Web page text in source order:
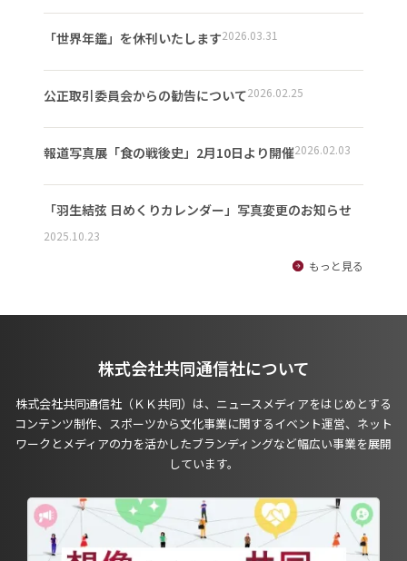
「世界年鑑」を休刊いたします2026.03.31
公正取引委員会からの勧告について2026.02.25
報道写真展「食の戦後史」2月10日より開催2026.02.03
「羽生結弦 日めくりカレンダー」写真変更のお知らせ
2025.10.23
もっと見る
株式会社共同通信社について
株式会社共同通信社（ＫＫ共同）は、ニュースメディアをはじめとする
コンテンツ制作、スポーツから文化事業に関するイベント運営、ネット
ワークとメディアの力を活かしたブランディングなど幅広い事業を展開
しています。